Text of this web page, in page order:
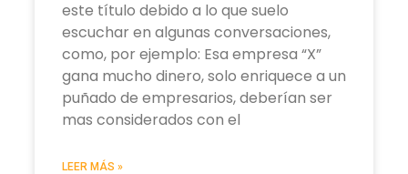
este título debido a lo que suelo
escuchar en algunas conversaciones,
como, por ejemplo: Esa empresa “X”
gana mucho dinero, solo enriquece a un
puñado de empresarios, deberían ser
mas considerados con el
LEER MÁS »